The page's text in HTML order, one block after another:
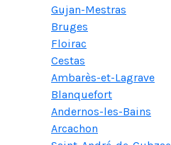
Gujan-Mestras
Bruges
Floirac
Cestas
Ambarès-et-Lagrave
Blanquefort
Andernos-les-Bains
Arcachon